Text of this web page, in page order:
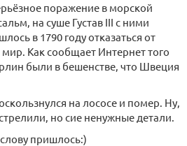
поражение в морской
на суше Густав III с ними
в 1790 году отказаться от
Как сообщает Интернет того
были в бешенстве, что Швеция
на лососе и помер. Ну,
но сие ненужные детали.
пришлось:)